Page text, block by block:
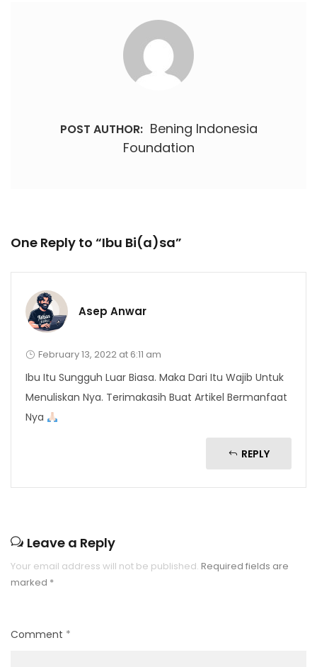
POST AUTHOR: Bening Indonesia
Foundation
One Reply to “Ibu Bi(a)sa”
Asep Anwar
February 13, 2022 at 6:11 am
Ibu Itu Sungguh Luar Biasa. Maka Dari Itu Wajib Untuk
Menuliskan Nya. Terimakasih Buat Artikel Bermanfaat
Nya
REPLY
Leave a Reply
Your email address will not be published. Required fields are
marked *
Comment *